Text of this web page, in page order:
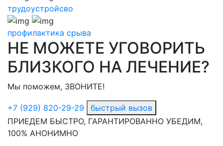
трудоустройсво
профилактика срыва
НЕ МОЖЕТЕ УГОВОРИТЬ
БЛИЗКОГО НА ЛЕЧЕНИЕ?
Мы поможем, ЗВОНИТЕ!
+7 (929) 820-29-29
быстрый вызов
ПРИЕДЕМ БЫСТРО, ГАРАНТИРОВАННО УБЕДИМ,
100% АНОНИМНО